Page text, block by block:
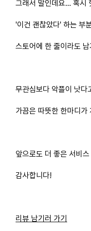
그래서 말인데요… 혹시
'이건 괜찮았다' 하는 부
스토어에 한 줄이라도
무관심보다 악플이 낫다
가끔은 따뜻한 한마디가
앞으로도 더 좋은 서비
감사합니다!
리뷰 남기러 가기